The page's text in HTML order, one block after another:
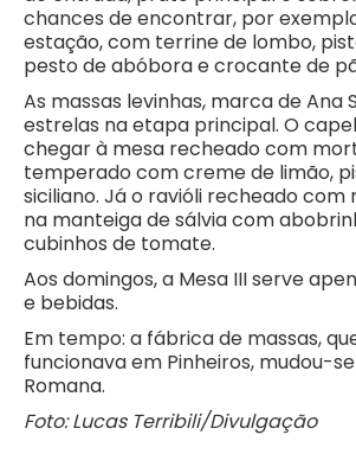
chances de encontrar, por
estação, com terrine de lombo,
pesto de abóbora e crocante de
As massas levinhas, marca de Ana
estrelas na etapa principal. O
chegar à mesa recheado com
temperado com creme de limão,
siciliano. Já o ravióli recheado com
na manteiga de sálvia com
cubinhos de tomate.
Aos domingos, a Mesa III serve
e bebidas.
Em tempo: a fábrica de massas,
funcionava em Pinheiros, mudou-
Romana.
Foto: Lucas Terribili/Divulgação